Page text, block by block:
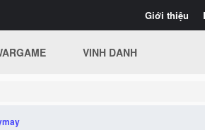
Giới thiệu
VINH DANH